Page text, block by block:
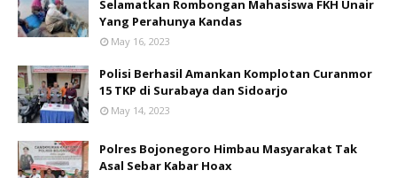
Selamatkan Rombongan Mahasiswa FKH Unair
Yang Perahunya Kandas
May 16, 2023
Polisi Berhasil Amankan Komplotan Curanmor
15 TKP di Surabaya dan Sidoarjo
May 14, 2023
Polres Bojonegoro Himbau Masyarakat Tak
Asal Sebar Kabar Hoax